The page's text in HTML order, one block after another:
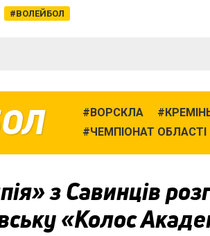
ВОЛЕЙБОЛ
ВОРСКЛА
ЧЕМПІОНАТ ОБЛАСТІ
з Савинців
«Колос